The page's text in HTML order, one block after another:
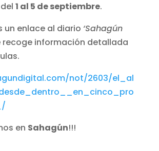
1 al 5 de septiembre.
un enlace al diario ‘Sahagún
recoge información detallada
not/2603/el_al
en Sahagún!!!